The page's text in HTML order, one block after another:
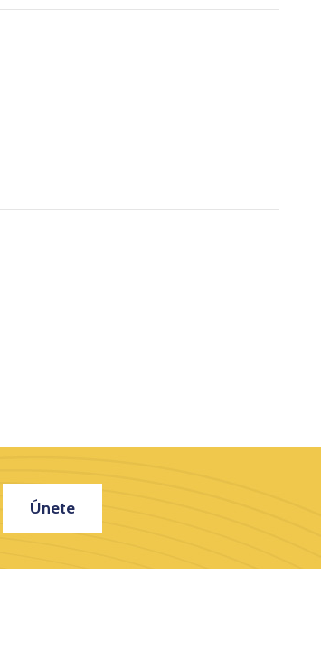
Únete